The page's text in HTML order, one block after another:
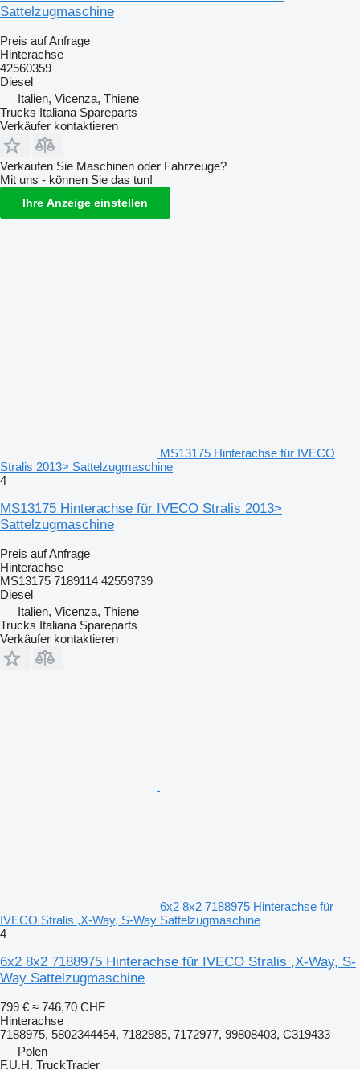
Sattelzugmaschine
Preis auf Anfrage
Hinterachse
42560359
Diesel
Italien, Vicenza, Thiene
Trucks Italiana Spareparts
Verkäufer kontaktieren
Verkaufen Sie Maschinen oder Fahrzeuge?
Mit uns - können Sie das tun!
Ihre Anzeige einstellen
MS13175 Hinterachse für IVECO
Stralis 2013> Sattelzugmaschine
4
MS13175 Hinterachse für IVECO Stralis 2013>
Sattelzugmaschine
Preis auf Anfrage
Hinterachse
MS13175 7189114 42559739
Diesel
Italien, Vicenza, Thiene
Trucks Italiana Spareparts
Verkäufer kontaktieren
6x2 8x2 7188975 Hinterachse für
IVECO Stralis ,X-Way, S-Way Sattelzugmaschine
4
6x2 8x2 7188975 Hinterachse für IVECO Stralis ,X-Way, S-
Way Sattelzugmaschine
799 € ≈ 746,70 CHF
Hinterachse
7188975, 5802344454, 7182985, 7172977, 99808403, C319433
Polen
F.U.H. TruckTrader